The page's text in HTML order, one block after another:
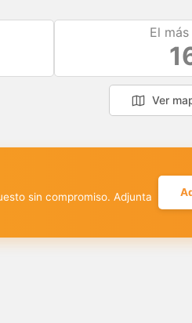
El
Ver
sin compromiso. Adjunta